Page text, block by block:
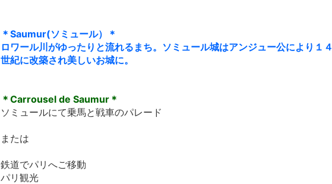
＊Saumur(ソミュール）＊
ロワール川がゆったりと流れるまち。ソミュール城はアンジュー公により１４
世紀に改築され美しいお城に。
＊Carrousel de Saumur＊
ソミュールにて乗馬と戦車のパレード
または
鉄道でパリへご移動
パリ観光